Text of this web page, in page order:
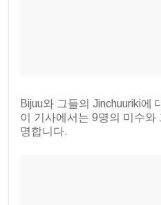
Bijuu와 그들의 Jinchuuriki에
이 기사에서는 9명의 미수와
명합니다.